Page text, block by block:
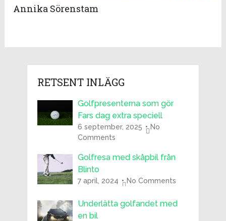
Annika Sörenstam
RETSENT INLÄGG
Golfpresenterna som gör
Fars dag extra speciell
6 september, 2025
No
Comments
Golfresa med skåpbil från
Blinto
7 april, 2024 No Comments
Underlätta golfandet med
en bil